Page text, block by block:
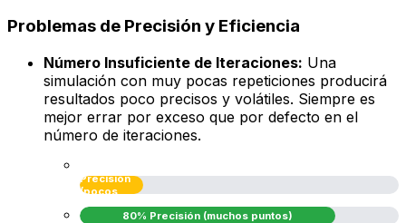
Problemas de Precisión y Eficiencia
Número Insuficiente de Iteraciones: Una
simulación con muy pocas repeticiones producirá
resultados poco precisos y volátiles. Siempre es
mejor errar por exceso que por defecto en el
número de iteraciones.
Precisión
(pocos
puntos)
80% Precisión (muchos puntos)